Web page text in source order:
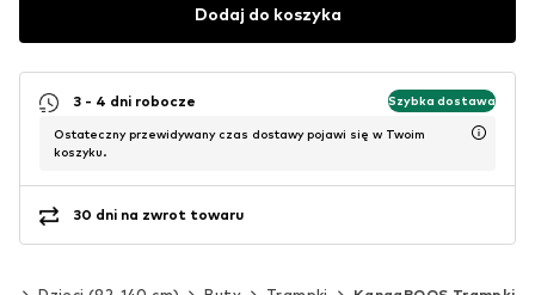
Dodaj do koszyka
3 - 4 dni robocze Szybka dostawa
Ostateczny przewidywany czas dostawy pojawi się w Twoim
koszyku.
30 dni na zwrot towaru